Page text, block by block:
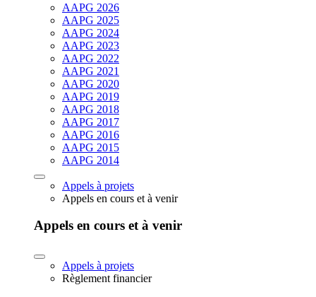
AAPG 2026
AAPG 2025
AAPG 2024
AAPG 2023
AAPG 2022
AAPG 2021
AAPG 2020
AAPG 2019
AAPG 2018
AAPG 2017
AAPG 2016
AAPG 2015
AAPG 2014
Appels à projets
Appels en cours et à venir
Appels en cours et à venir
Appels à projets
Règlement financier